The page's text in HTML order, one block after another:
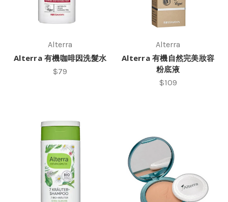
Alterra
Alterra 有機咖啡因洗髮水
$79
Alterra
Alterra 有機自然完美妝容
粉底液
$109